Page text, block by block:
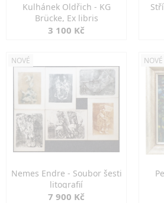
Kulhánek Oldřich - KG
Brücke, Ex libris
3 100 Kč
NOVÉ
Nemes Endre - Soubor šesti
litografií
7 900 Kč
NOVÉ